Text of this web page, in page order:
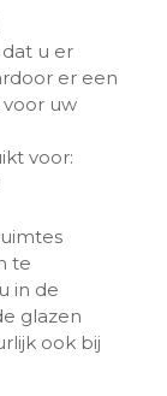
u er
er een
uw
voor:
te
in de
glazen
ook bij